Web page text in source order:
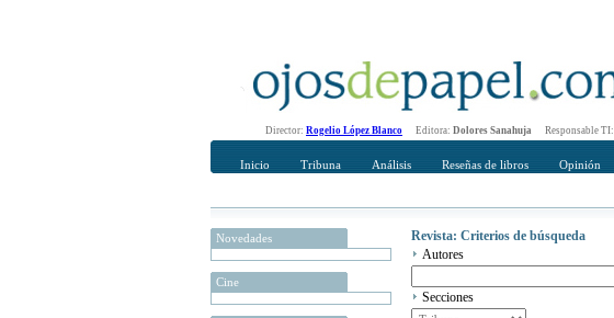
Director: Rogelio López Blanco Editora: Dolores Sanahuja Responsable TI:
Inicio Tribuna Análisis Reseñas de libros Opinión
Novedades
Cine
Revista: Criterios de búsqueda
Autores
Secciones